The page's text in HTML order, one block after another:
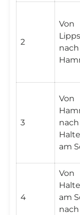
2
Von
nach
3
Von
nach
am
4
Von
am
nach